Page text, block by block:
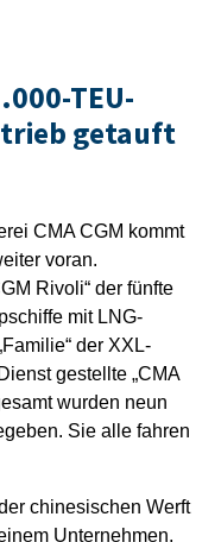
TEU-
getauft
CMA CGM kommt
voran.
Rivoli“ der fünfte
mit LNG-
der XXL-
gestellte „CMA
wurden neun
Sie alle fahren
chinesischen Werft
Unternehmen,